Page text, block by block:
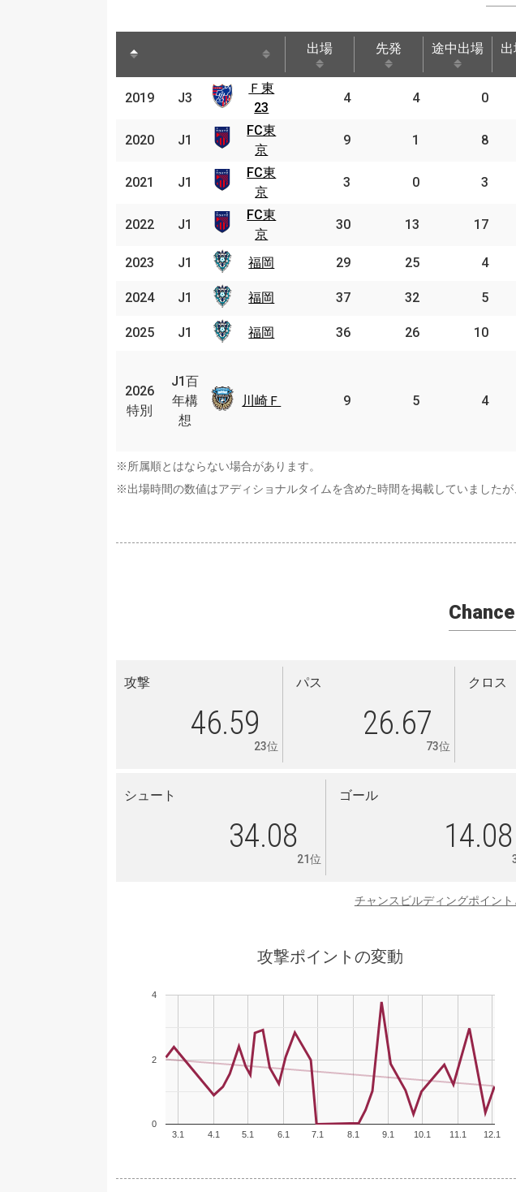
出場 先発 途中出場
2019
Ｆ東
23
4 4 0
2020
FC東
京
9 1 8
2021
FC東
京
3 0 3
2022
FC東
京
30 13 17
2023 福岡 29 25 4
2024 福岡 37 32 5
2025 福岡 36 26 10
2026
特別
百
年
川崎
Ｆ
9 5 4
2019 J3
Ｆ東
23
2020 J1
FC東
京
2021 J1
FC東
京
2022 J1
FC東
京
2023
J1 福岡
2024 J1 福岡
2025 J1 福岡
2026
特別
J1百
年構
想
川崎Ｆ
※所属順とはならない場合があります。
※出場時間の数値はアディショナルタイムを含めた時間を掲載していましたが
攻撃
46.59
23位
パス
26.67
73位
クロス
シュート
34.08
21位
ゴール
14.08
チャンスビルディングポイント
攻撃ポイントの変動
3.1 4.1 5.1 6.1 7.1 8.1 9.1 10.1 11.1 12.1
0
2
4